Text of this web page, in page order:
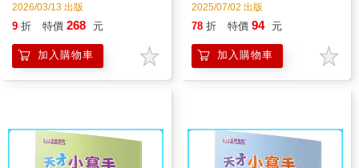
2026/03/13 出版
9 折 特價 268 元
加入購物車
2025/07/02 出版
78 折 特價 94 元
加入購物車